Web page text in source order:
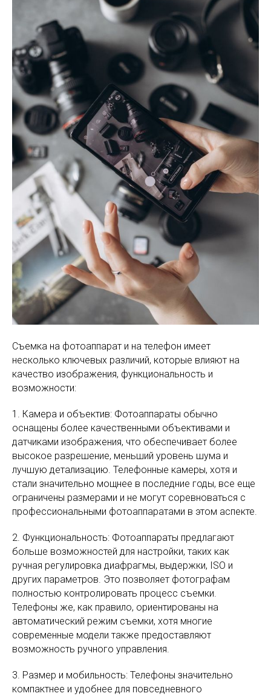
Съемка на фотоаппарат и на телефон имеет
несколько ключевых различий, которые влияют на
качество изображения, функциональность и
возможности:
1. Камера и объектив: Фотоаппараты обычно
оснащены более качественными объективами и
датчиками изображения, что обеспечивает более
высокое разрешение, меньший уровень шума и
лучшую детализацию. Телефонные камеры, хотя и
стали значительно мощнее в последние годы, все еще
ограничены размерами и не могут соревноваться с
профессиональными фотоаппаратами в этом аспекте.
2. Функциональность: Фотоаппараты предлагают
больше возможностей для настройки, таких как
ручная регулировка диафрагмы, выдержки, ISO и
других параметров. Это позволяет фотографам
полностью контролировать процесс съемки.
Телефоны же, как правило, ориентированы на
автоматический режим съемки, хотя многие
современные модели также предоставляют
возможность ручного управления.
3. Размер и мобильность: Телефоны значительно
компактнее и удобнее для повседневного